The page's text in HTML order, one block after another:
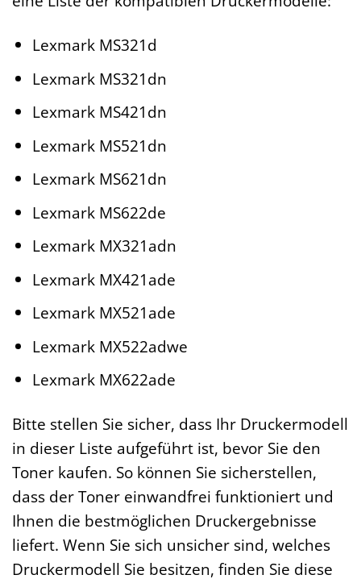
Lexmark MS321d
Lexmark MS321dn
Lexmark MS421dn
Lexmark MS521dn
Lexmark MS621dn
Lexmark MS622de
Lexmark MX321adn
Lexmark MX421ade
Lexmark MX521ade
Lexmark MX522adwe
Lexmark MX622ade
Bitte stellen Sie sicher, dass Ihr Druckermodell
in dieser Liste aufgeführt ist, bevor Sie den
Toner kaufen. So können Sie sicherstellen,
dass der Toner einwandfrei funktioniert und
Ihnen die bestmöglichen Druckergebnisse
liefert. Wenn Sie sich unsicher sind, welches
Druckermodell Sie besitzen, finden Sie diese